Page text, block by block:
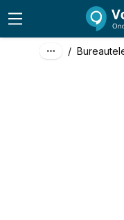
/
excl. btw
incl. btw